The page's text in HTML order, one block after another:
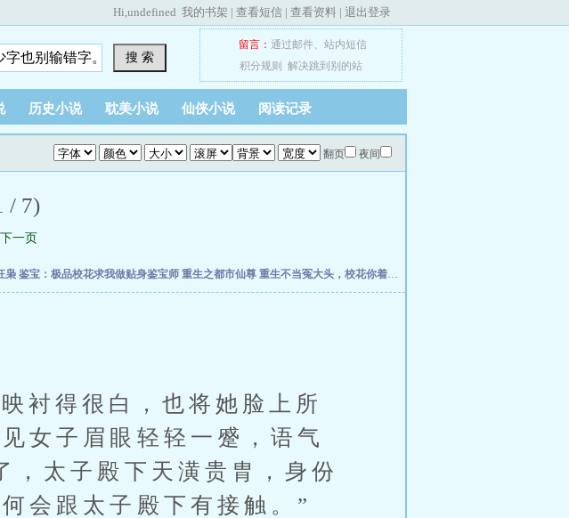
Hi,undefined 我的书架 | 查看短信 | 查看资料 | 退出登录
搜 索
留言： 通过邮件、 站内短信
积分规则
解决跳到别的站
历史小说 耽美小说 仙侠小说 阅读记录
翻页 夜间
/ 7)
下一页
枭 鉴宝：极品校花求我做贴身鉴宝师 重生之都市仙尊 重生不当冤大头，校花你着急啥？
得很白，也将她脸上所
女子眉眼轻轻一蹙，语气
，太子殿下天潢贵胄，身份
会跟太子殿下有接触。”